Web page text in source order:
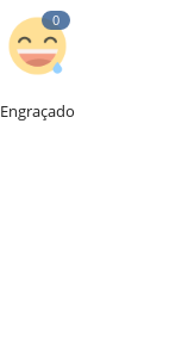
0
Engraçado